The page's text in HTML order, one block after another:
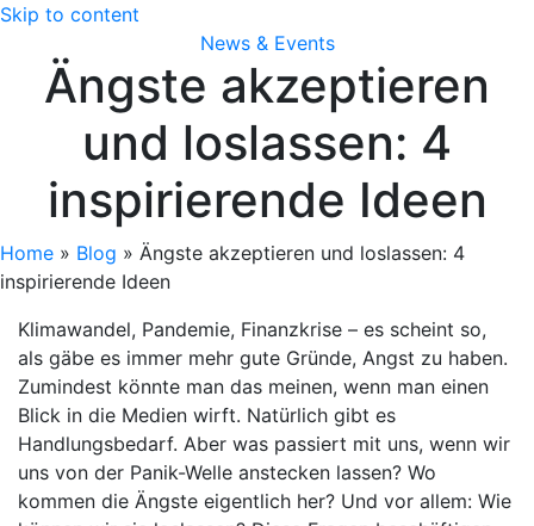
Skip to content
News & Events
Ängste akzeptieren
und loslassen: 4
inspirierende Ideen
Home » Blog » Ängste akzeptieren und loslassen: 4
inspirierende Ideen
Klimawandel, Pandemie, Finanzkrise – es scheint so,
als gäbe es immer mehr gute Gründe, Angst zu haben.
Zumindest könnte man das meinen, wenn man einen
Blick in die Medien wirft. Natürlich gibt es
Handlungsbedarf. Aber was passiert mit uns, wenn wir
uns von der Panik-Welle anstecken lassen? Wo
kommen die Ängste eigentlich her? Und vor allem: Wie